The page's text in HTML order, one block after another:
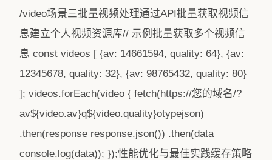
/video场景三批量视频处理通过API批量获取视频信
息建立个人视频资源库// 示例批量获取多个视频信
息 const videos [ {av: 14661594, quality: 64}, {av:
12345678, quality: 32}, {av: 98765432, quality: 80}
]; videos.forEach(video { fetch(https://您的域名/?
av${video.av}q${video.quality}otypejson)
.then(response response.json()) .then(data
console.log(data)); });性能优化与最佳实践缓存策略